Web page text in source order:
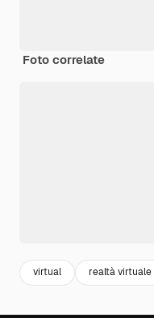
Foto correlate
virtual realtà virtuale